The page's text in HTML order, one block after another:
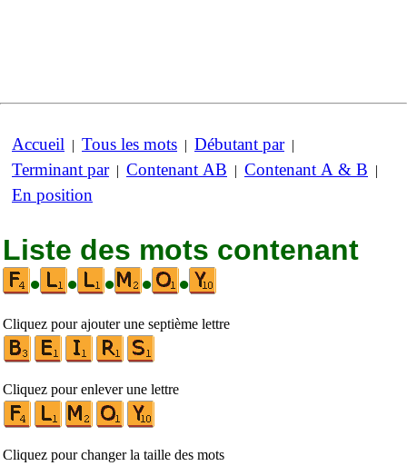
Accueil | Tous les mots | Débutant par|
Terminant par| Contenant AB | Contenant A & B |
En position
Liste des mots contenant
•
• • • •
Cliquez pour ajouter une septième lettre
Cliquez pour enlever une lettre
Cliquez pour changer la taille des mots